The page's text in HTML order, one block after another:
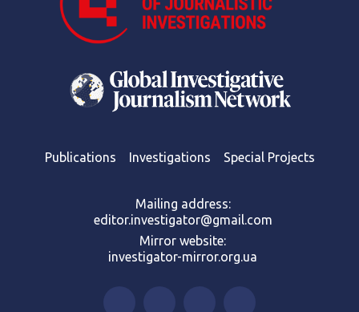
Publications Investigations Special Projects
Mailing address:
editor.investigator@gmail.com
Mirror website:
investigator-mirror.org.ua